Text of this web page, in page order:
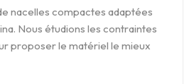
nacelles compactes adaptées
Nous étudions les contraintes
proposer le matériel le mieux